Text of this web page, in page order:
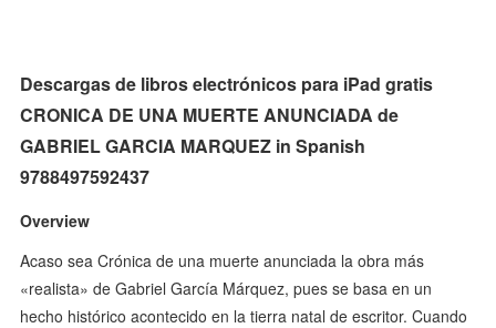
Descargas de libros electrónicos para iPad gratis
CRONICA DE UNA MUERTE ANUNCIADA de
GABRIEL GARCIA MARQUEZ in Spanish
9788497592437
Overview
Acaso sea Crónica de una muerte anunciada la obra más
«realista» de Gabriel García Márquez, pues se basa en un
hecho histórico acontecido en la tierra natal de escritor. Cuando